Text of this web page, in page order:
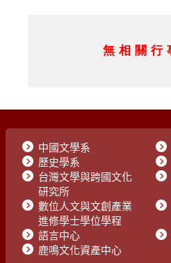
中國文學系
歷史學系
台灣文學與跨國文化
研究所
數位人文與文創產業
進修學士學位學程
語言中心
鹿鳴文化資產中心